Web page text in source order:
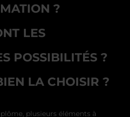
?
LES
POSSIBILITÉS ?
LA CHOISIR ?
plusieurs éléments à